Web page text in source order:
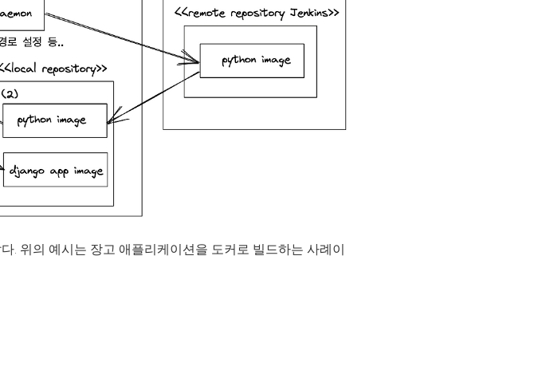
. 위의 예시는 장고 애플리케이션을 도커로 빌드하는 사례이